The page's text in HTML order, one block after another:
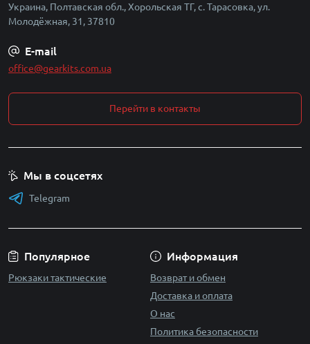
Украина, Полтавская обл., Хорольская ТГ, с. Тарасовка, ул.
Молодёжная, 31, 37810
E-mail
office@gearkits.com.ua
Перейти в контакты
Популярное
Рюкзаки тактические
Информация
Возврат и обмен
Доставка и оплата
О нас
Политика безопасности
Мы в соцсетях
Telegram